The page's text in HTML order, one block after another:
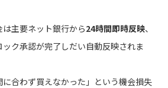
主要ネット銀行から24時間即時反映、
ク承認が完了しだい自動反映されま
合わず買えなかった」という機会損失